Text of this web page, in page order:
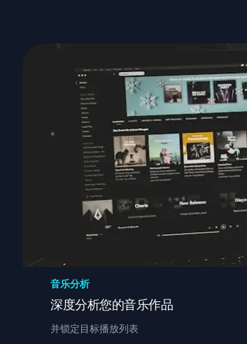
音乐分析
深度分析您的音乐作品
并锁定目标播放列表